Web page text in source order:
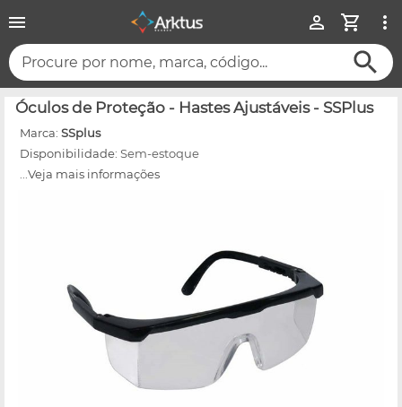
Procure por nome, marca, código...
Óculos de Proteção - Hastes Ajustáveis - SSPlus
Marca: SSplus
Disponibilidade: Sem-estoque
...Veja mais informações